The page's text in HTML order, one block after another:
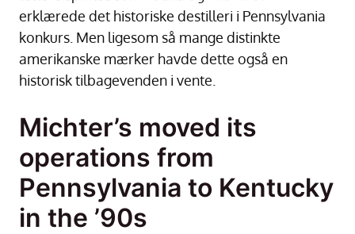
erklærede det historiske destilleri i Pennsylvania
konkurs. Men ligesom så mange distinkte
amerikanske mærker havde dette også en
historisk tilbagevenden i vente.
Michter’s moved its
operations from
Pennsylvania to Kentucky
in the ’90s